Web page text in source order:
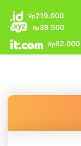
Rp219.000
Rp39.500
Rp82.000